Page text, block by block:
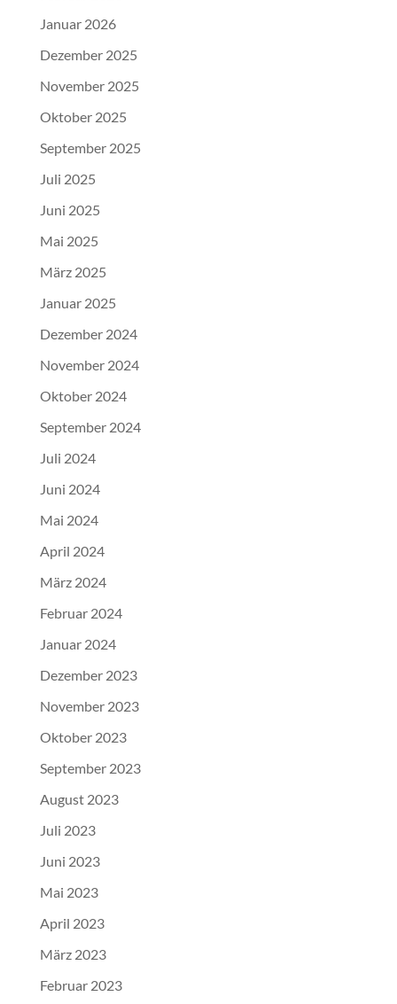
Januar 2026
Dezember 2025
November 2025
Oktober 2025
September 2025
Juli 2025
Juni 2025
Mai 2025
März 2025
Januar 2025
Dezember 2024
November 2024
Oktober 2024
September 2024
Juli 2024
Juni 2024
Mai 2024
April 2024
März 2024
Februar 2024
Januar 2024
Dezember 2023
November 2023
Oktober 2023
September 2023
August 2023
Juli 2023
Juni 2023
Mai 2023
April 2023
März 2023
Februar 2023